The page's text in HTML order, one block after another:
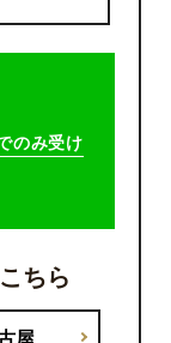
のみ受け
ちら
屋